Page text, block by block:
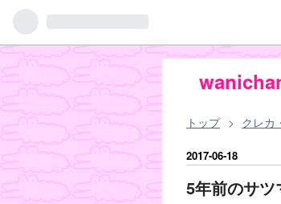
トップ > クレカ
2017-06-18
5年前のサ